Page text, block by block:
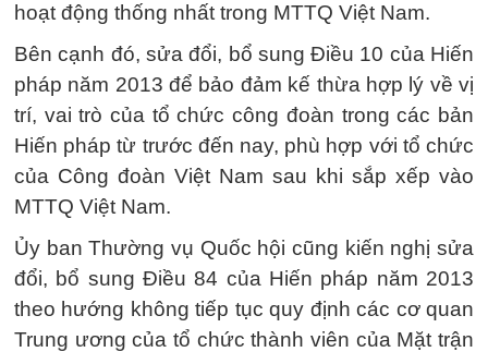
hoạt động thống nhất trong MTTQ Việt Nam.
Bên cạnh đó, sửa đổi, bổ sung Điều 10 của Hiến
pháp năm 2013 để bảo đảm kế thừa hợp lý về vị
trí, vai trò của tổ chức công đoàn trong các bản
Hiến pháp từ trước đến nay, phù hợp với tổ chức
của Công đoàn Việt Nam sau khi sắp xếp vào
MTTQ Việt Nam.
Ủy ban Thường vụ Quốc hội cũng kiến nghị sửa
đổi, bổ sung Điều 84 của Hiến pháp năm 2013
theo hướng không tiếp tục quy định các cơ quan
Trung ương của tổ chức thành viên của Mặt trận